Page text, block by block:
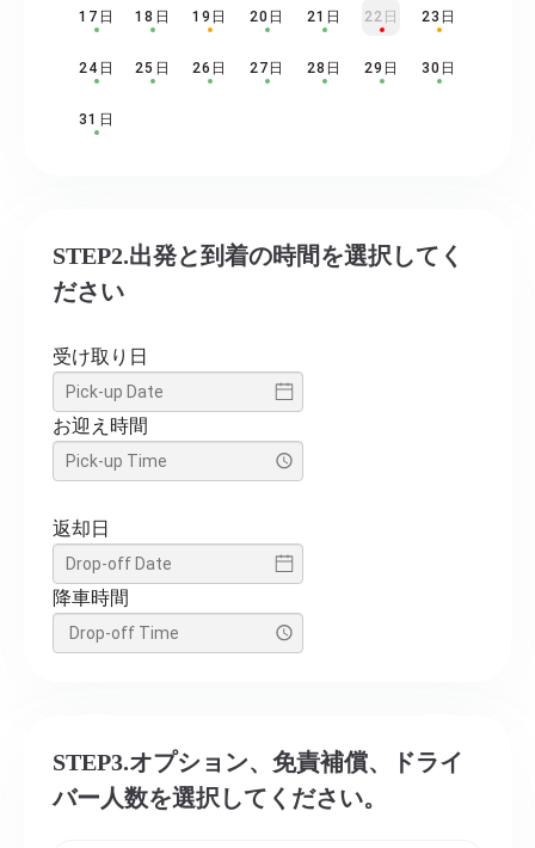
17日 18日 19日 20日 21日 22日 23日
24日 25日 26日 27日 28日 29日 30日
31日
STEP2.出発と到着の時間を選択してく
ださい
受け取り日
お迎え時間
返却日
降車時間
STEP3.オプション、免責補償、ドライ
バー人数を選択してください。